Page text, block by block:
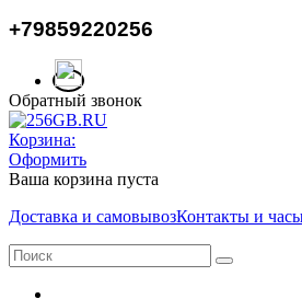
+79859220256
Обратный звонок
Корзина:
Оформить
Ваша корзина пуста
Доставка и самовывозКонтакты и